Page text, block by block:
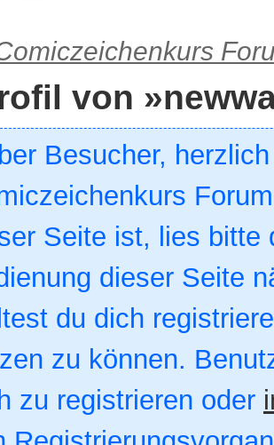
von
Besucher,
Seite ist, lies bitte
dieser Seite
du dich
zu können.
zu registrieren oder